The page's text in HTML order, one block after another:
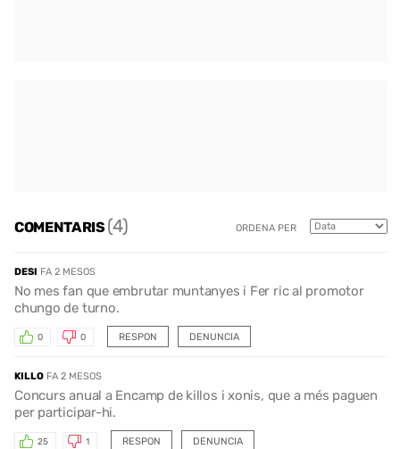
COMENTARIS(4) ORDENA PER
DESI FA 2 MESOS
No mes fan que embrutar muntanyes i Fer ric al promotor
chungo de turno.
RESPON
0 0 DENUNCIA
KILLO FA 2 MESOS
Concurs anual a Encamp de killos i xonis, que a més paguen
per participar-hi.
RESPON
25 1 DENUNCIA